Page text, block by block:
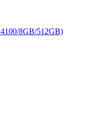
8GB/512GB)